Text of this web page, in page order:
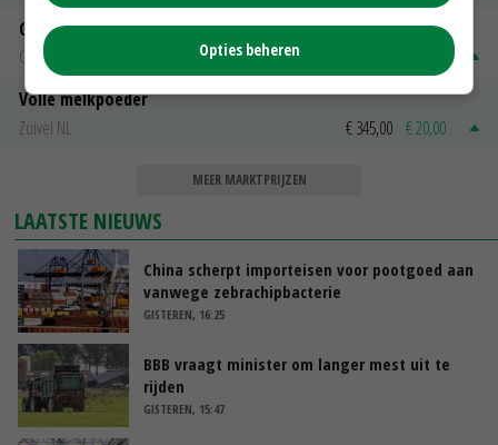
Gerst
Groningen
Volle melkpoeder
Zuivel NL
€ 345,00 € 20,00
MEER MARKTPRIJZEN
LAATSTE NIEUWS
China scherpt importeisen voor pootgoed aan
vanwege zebrachipbacterie
GISTEREN, 16:25
BBB vraagt minister om langer mest uit te
rijden
GISTEREN, 15:47
Opties beheren